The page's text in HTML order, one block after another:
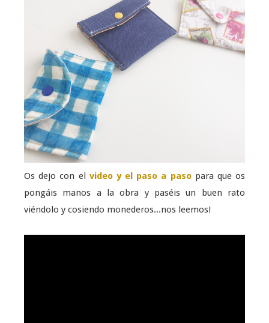
Os dejo con el video y el paso a pasopara que os
pongáis manos a la obra y paséis un buen rato
viéndolo y cosiendo monederos...nos leemos!